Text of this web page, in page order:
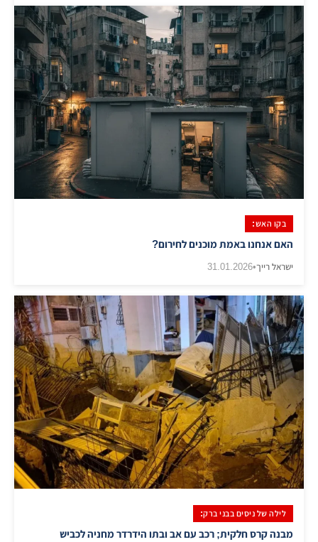
בקו האש:
האם אנחנו באמת מוכנים לחירום?
ישראל רייך•
31.01.2026
לילה של ניסים בבני ברק:
מבנה קרס חלקית; רכב עם אב ובתו הידרדר מחניה לכביש